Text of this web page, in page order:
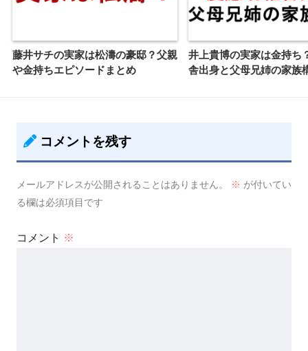
藤井サチの実家は松濤の豪邸？父親
や金持ちエピソードまとめ
井上貴博の実家は金持ち
舎出身と父母兄姉の家族
コメントを残す
メールアドレスが公開されることはありません。 ※ が付いてい
る欄は必須項目です
コメント ※